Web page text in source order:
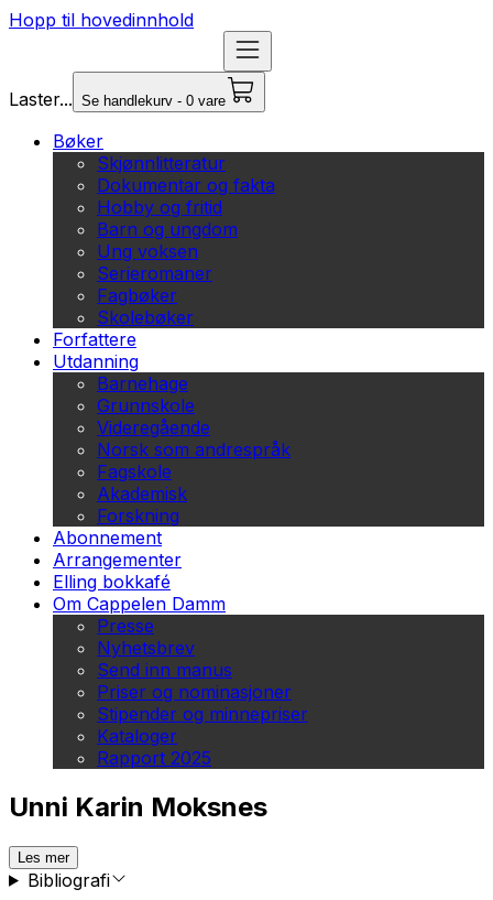
Hopp til hovedinnhold
Laster... Se handlekurv - 0 vare
Bøker
Skjønnlitteratur
Dokumentar og fakta
Hobby og fritid
Barn og ungdom
Ung voksen
Serieromaner
Fagbøker
Skolebøker
Forfattere
Utdanning
Barnehage
Grunnskole
Videregående
Norsk som andrespråk
Fagskole
Akademisk
Forskning
Abonnement
Arrangementer
Elling bokkafé
Om Cappelen Damm
Presse
Nyhetsbrev
Send inn manus
Priser og nominasjoner
Stipender og minnepriser
Kataloger
Rapport 2025
Unni Karin Moksnes
Les mer
Bibliografi